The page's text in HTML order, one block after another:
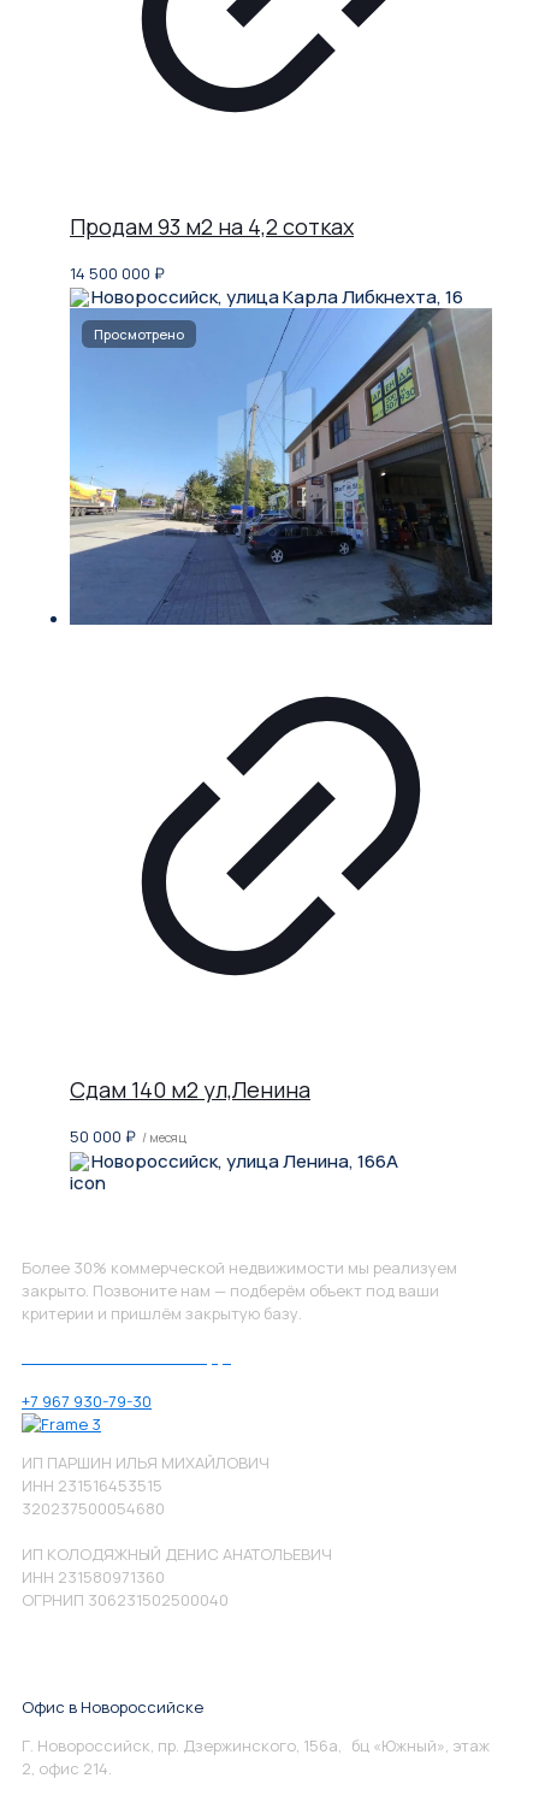
Продам 93 м2 на 4,2 сотках
14 500 000 ₽
Новороссийск, улица Карла Либкнехта, 16
Сдам 140 м2 ул,Ленина
50 000 ₽ / месяц
Новороссийск, улица Ленина, 166А
Более 30% коммерческой недвижимости мы реализуем
закрыто. Позвоните нам — подберём объект под ваши
критерии и пришлём закрытую базу.
+7 967 930-79-30
ИП ПАРШИН ИЛЬЯ МИХАЙЛОВИЧ
ИНН 231516453515
320237500054680
ИП КОЛОДЯЖНЫЙ ДЕНИС АНАТОЛЬЕВИЧ
ИНН 231580971360
ОГРНИП 306231502500040
Офис в Новороссийске
Г. Новороссийск, пр. Дзержинского, 156а, бц «Южный», этаж
2, офис 214.